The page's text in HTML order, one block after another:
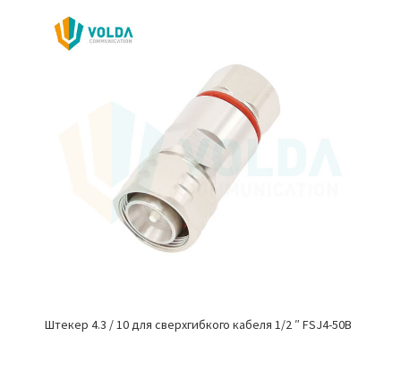
Штекер 4.3 / 10 для сверхгибкого кабеля 1/2 ″ FSJ4-50B